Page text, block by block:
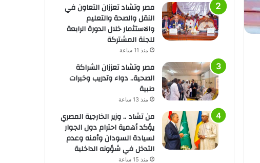
مصر وتشاد تعززان التعاون في
النقل والصحة والتعليم
والاستثمار خلال الدورة الرابعة
للجنة المشتركة
منذ 11 ساعة
مصر وتشاد تعززان الشراكة
الصحية.. دواء وتدريب وخبرات
طبية
منذ 13 ساعة
من تشاد .. وزير الخارجية المصري
يؤكد أهمية احترام دول الجوار
لسيادة السودان وأمنه وعدم
التدخل في شؤونه الداخلية
منذ 15 ساعة